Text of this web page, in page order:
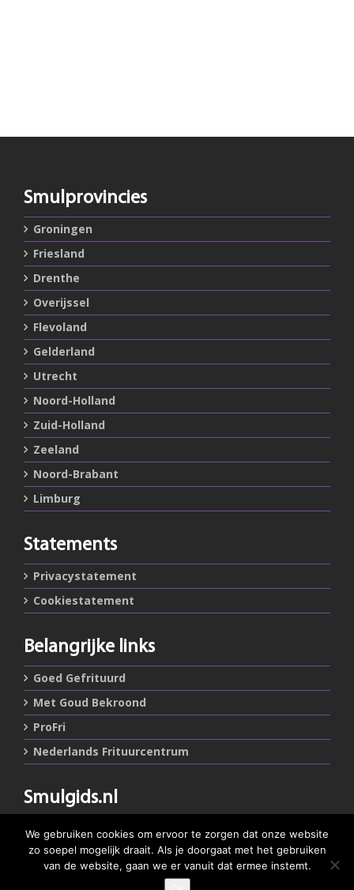
Smulprovincies
Groningen
Friesland
Drenthe
Overijssel
Flevoland
Gelderland
Utrecht
Noord-Holland
Zuid-Holland
Zeeland
Noord-Brabant
Limburg
Statements
Privacystatement
Cookiestatement
Belangrijke links
Goed Gefrituurd
Met Goud Bekroond
ProFri
Nederlands Frituurcentrum
Smulgids.nl
Blaarthemseweg 72
5502 JW Veldhoven
We gebruiken cookies om ervoor te zorgen dat onze website
zo soepel mogelijk draait. Als je doorgaat met het gebruiken
van de website, gaan we er vanuit dat ermee instemt.